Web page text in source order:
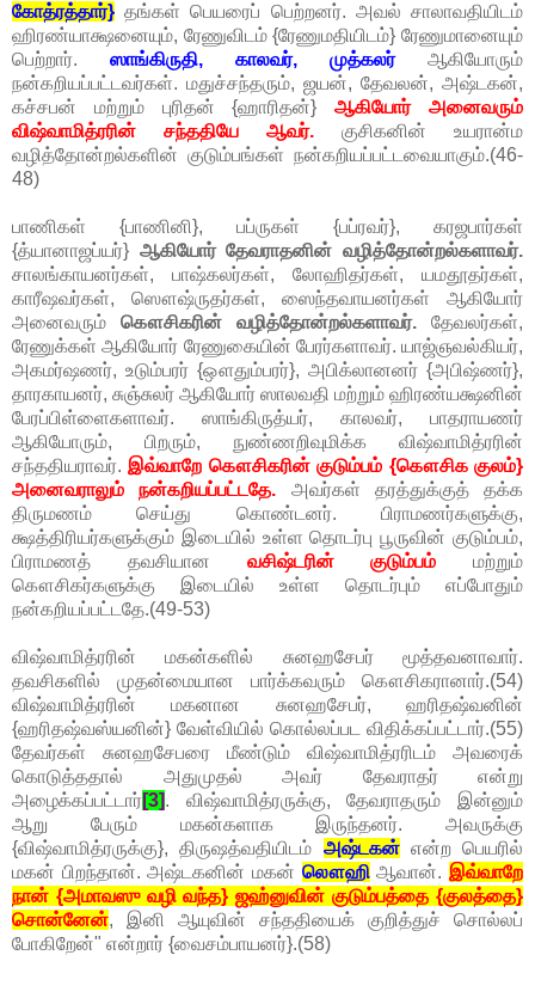
கோத்ரத்தார்} தங்கள் பெயரைப் பெற்றனர். அவல் சாலாவதியிடம்
ஹிரண்யாக்ஷனையும், ரேணுவிடம் {ரேணுமதியிடம்} ரேணுமானையும்
பெற்றார். ஸாங்கிருதி, காலவர், முத்கலர்ஆகியோரும்
நன்கறியப்பட்டவர்கள். மதுச்சந்தரும், ஜயன், தேவலன், அஷ்டகன்,
கச்சபன் மற்றும் புரிதன் {ஹாரிதன்}ஆகியோர் அனைவரும்
விஷ்வாமித்ரரின் சந்ததியே ஆவர். குசிகனின் உயரான்ம
வழித்தோன்றல்களின் குடும்பங்கள் நன்கறியப்பட்டவையாகும்.(46-
48)
பாணிகள் {பாணினி}, பப்ருகள் {பப்ரவர்}, கரஜபார்கள்
{த்யானாஜப்யர்} ஆகியோர் தேவராதனின் வழித்தோன்றல்களாவர்.
சாலங்காயனர்கள், பாஷ்கலர்கள், லோஹிதர்கள், யமதூதர்கள்,
காரீஷவர்கள், ஸௌஷ்ருதர்கள், ஸைந்தவாயனர்கள் ஆகியோர்
அனைவரும் கௌசிகரின் வழித்தோன்றல்களாவர். தேவலர்கள்,
ரேணுக்கள் ஆகியோர் ரேணுகையின் பேரர்களாவர். யாஜ்ஞவல்கியர்,
அகமர்ஷணர், உடும்பரர் {ஔதும்பரர்}, அபிக்லானனர் {அபிஷ்ணர்},
தாரகாயனர், சுஞ்சுலர் ஆகியோர் ஸாலவதி மற்றும் ஹிரண்யக்ஷனின்
பேரப்பிள்ளைகளாவர். ஸாங்கிருத்யர், காலவர், பாதராயணர்
ஆகியோரும், பிறரும், நுண்ணறிவுமிக்க விஷ்வாமித்ரரின்
சந்ததியராவர்.இவ்வாறே கௌசிகரின் குடும்பம் {கௌசிக குலம்}
அனைவராலும் நன்கறியப்பட்டதே. அவர்கள் தரத்துக்குத் தக்க
திருமணம் செய்து கொண்டனர். பிராமணர்களுக்கு,
க்ஷத்திரியர்களுக்கும் இடையில் உள்ள தொடர்பு பூருவின் குடும்பம்,
பிராமணத் தவசியான வசிஷ்டரின் குடும்பம் மற்றும்
கௌசிகர்களுக்கு இடையில் உள்ள தொடர்பும் எப்போதும்
நன்கறியப்பட்டதே.(49-53)
விஷ்வாமித்ரரின் மகன்களில் சுனஹசேபர் மூத்தவனாவார்.
தவசிகளில் முதன்மையான பார்க்கவரும் கௌசிகரானார்.(54)
விஷ்வாமித்ரரின் மகனான சுனஹசேபர், ஹரிதஷ்வனின்
{ஹரிதஷ்வஸ்யனின்} வேள்வியில் கொல்லப்பட விதிக்கப்பட்டார்.(55)
தேவர்கள் சுனஹசேபரை மீண்டும் விஷ்வாமித்ரரிடம் அவரைக்
கொடுத்ததால் அதுமுதல் அவர் தேவராதர் என்று
அழைக்கப்பட்டார்[3]. விஷ்வாமித்ரருக்கு, தேவராதரும் இன்னும்
ஆறு பேரும் மகன்களாக இருந்தனர். அவருக்கு
{விஷ்வாமித்ரருக்கு}, திருஷத்வதியிடம் அஷ்டகன்என்ற பெயரில்
மகன் பிறந்தான். அஷ்டகனின் மகன் லௌஹிஆவான்.இவ்வாறே
நான் {அமாவஸு வழி வந்த} ஜஹ்னுவின் குடும்பத்தை {குலத்தை}
சொன்னேன், இனி ஆயுவின் சந்ததியைக் குறித்துச் சொல்லப்
போகிறேன்" என்றார் {வைசம்பாயனர்}.(58)